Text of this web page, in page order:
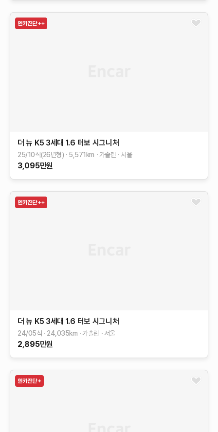
더 뉴 K5 3세대 1.6 터보 시그니처
25/10식(26년형) 5,571km 가솔린 서울
3,095만원
더 뉴 K5 3세대 1.6 터보 시그니처
24/05식 24,035km 가솔린 서울
2,895만원